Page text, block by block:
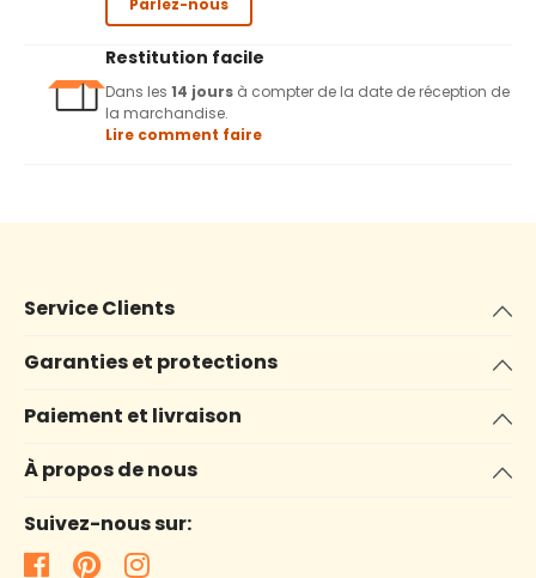
Restitution facile
Dans les 14 jours à compter de la date de réception de
la marchandise.
Lire comment faire
Service Clients
Garanties et protections
Paiement et livraison
À propos de nous
Suivez-nous sur: